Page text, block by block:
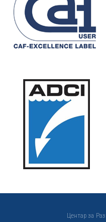
Центар за